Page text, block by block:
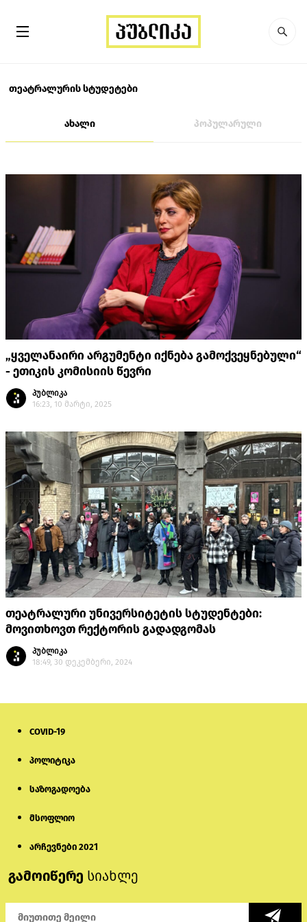
თეატრალურის სტუდეტები
ახალი პოპულარული
„ყველანაირი არგუმენტი იქნება გამოქვეყნებული“
- ეთიკის კომისიის წევრი
პუბლიკა
16:23, 10 მარტი, 2025
თეატრალური უნივერსიტეტის სტუდენტები:
მოვითხოვთ რექტორის გადადგომას
პუბლიკა
18:49, 30 დეკემბერი, 2024
COVID-19
პოლიტიკა
საზოგადოება
მსოფლიო
არჩევნები 2021
გამოიწერე სიახლე